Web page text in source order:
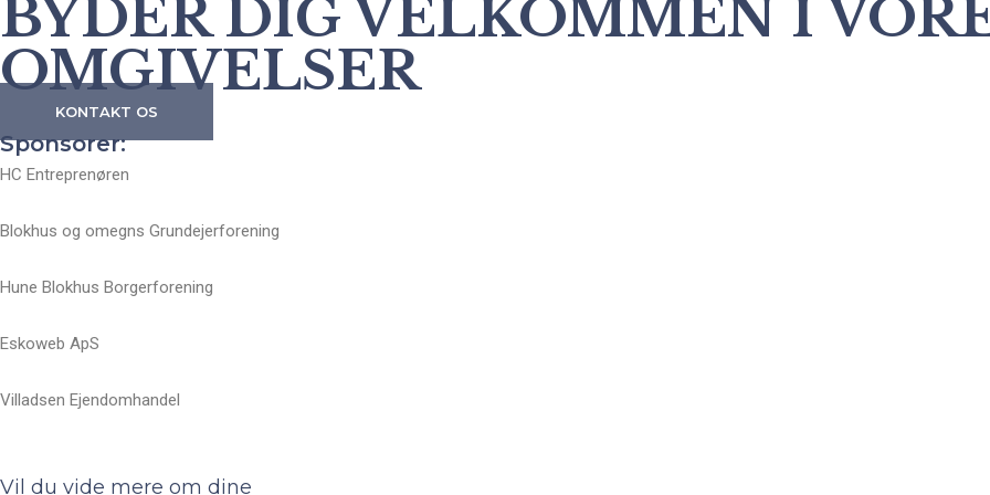
BYDER DIG VELKOMMEN I
OMGIVELSER
KONTAKT OS
Sponsorer:
HC Entreprenøren
Blokhus og omegns Grundejerforening
Hune Blokhus Borgerforening
Eskoweb ApS
Villadsen Ejendomhandel
Vil du vide mere om dine